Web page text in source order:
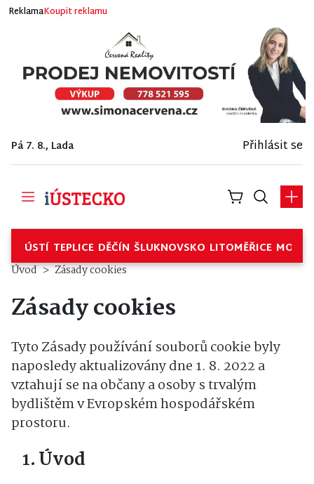
ReklamaKoupit reklamu
Pá 7. 8., Lada Přihlásit se
ÚSTÍ TEPLICE DĚČÍN ŠLUKNOVSKO LITOMĚŘICE
Úvod Zásady cookies
Zásady cookies
Tyto Zásady používání souborů cookie byly
naposledy aktualizovány dne 1. 8. 2022 a
vztahují se na občany a osoby s trvalým
bydlištěm v Evropském hospodářském
prostoru.
Úvod